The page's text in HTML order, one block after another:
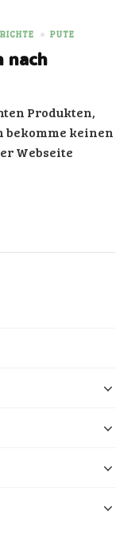
PUTE
nach
Produkten,
keinen
Webseite